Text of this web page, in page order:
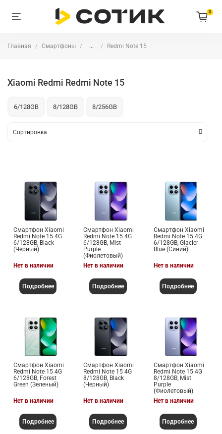
0
Главная Смартфоны ... Redmi Note 15
Xiaomi Redmi Redmi Note 15
6/128GB 8/128GB 8/256GB
Смартфон Xiaomi
Redmi Note 15 4G
6/128GB, Black
(Черный)
Нет в наличии
Подробнее
Смартфон Xiaomi
Redmi Note 15 4G
6/128GB, Mist
Purple
(Фиолетовый)
Нет в наличии
Подробнее
Смартфон Xiaomi
Redmi Note 15 4G
6/128GB, Glacier
Blue (Синий)
Нет в наличии
Подробнее
Смартфон Xiaomi
Redmi Note 15 4G
6/128GB, Forest
Green (Зеленый)
Нет в наличии
Подробнее
Смартфон Xiaomi
Redmi Note 15 4G
8/128GB, Black
(Черный)
Нет в наличии
Подробнее
Смартфон Xiaomi
Redmi Note 15 4G
8/128GB, Mist
Purple
(Фиолетовый)
Нет в наличии
Подробнее